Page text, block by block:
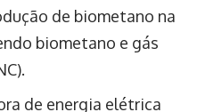
de biometano na
biometano e gás
de energia elétrica